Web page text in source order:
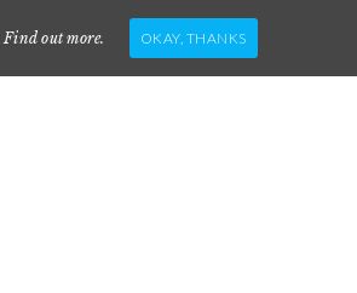
Find out more. OKAY, THANKS